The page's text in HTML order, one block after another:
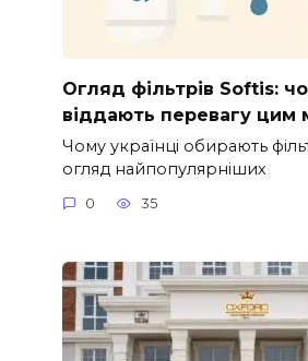
Огляд фільтрів Softis:
віддають перевагу цим
Чому українці обирають
огляд найпопулярніших
0 35